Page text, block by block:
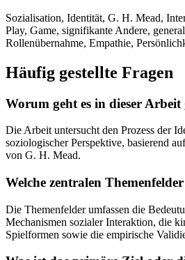
Sozialisation, Identität, G. H. Mead,
Play, Game, signifikante Andere,
Rollenübernahme, Empathie,
Häufig gestellte Fragen
Worum geht es in dieser
Die Arbeit untersucht den Prozess der
soziologischer Perspektive, basierend
von G. H. Mead.
Welche zentralen
Die Themenfelder umfassen die
Mechanismen sozialer Interaktion, die
Spielformen sowie die empirische